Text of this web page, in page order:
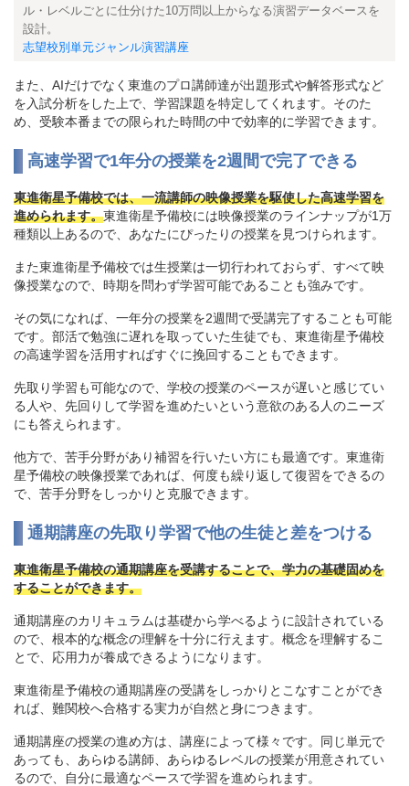
ル・レベルごとに仕分けた10万問以上からなる演習データベースを
設計。
志望校別単元ジャンル演習講座
また、AIだけでなく東進のプロ講師達が出題形式や解答形式など
を入試分析をした上で、学習課題を特定してくれます。そのた
め、受験本番までの限られた時間の中で効率的に学習できます。
高速学習で1年分の授業を2週間で完了できる
東進衛星予備校では、一流講師の映像授業を駆使した高速学習を
進められます。東進衛星予備校には映像授業のラインナップが1万
種類以上あるので、あなたにぴったりの授業を見つけられます。
また東進衛星予備校では生授業は一切行われておらず、すべて映
像授業なので、時期を問わず学習可能であることも強みです。
その気になれば、一年分の授業を2週間で受講完了することも可能
です。部活で勉強に遅れを取っていた生徒でも、東進衛星予備校
の高速学習を活用すればすぐに挽回することもできます。
先取り学習も可能なので、学校の授業のペースが遅いと感じてい
る人や、先回りして学習を進めたいという意欲のある人のニーズ
にも答えられます。
他方で、苦手分野があり補習を行いたい方にも最適です。東進衛
星予備校の映像授業であれば、何度も繰り返して復習をできるの
で、苦手分野をしっかりと克服できます。
通期講座の先取り学習で他の生徒と差をつける
東進衛星予備校の通期講座を受講することで、学力の基礎固めを
することができます。
通期講座のカリキュラムは基礎から学べるように設計されている
ので、根本的な概念の理解を十分に行えます。概念を理解するこ
とで、応用力が養成できるようになります。
東進衛星予備校の通期講座の受講をしっかりとこなすことができ
れば、難関校へ合格する実力が自然と身につきます。
通期講座の授業の進め方は、講座によって様々です。同じ単元で
あっても、あらゆる講師、あらゆるレベルの授業が用意されてい
るので、自分に最適なペースで学習を進められます。